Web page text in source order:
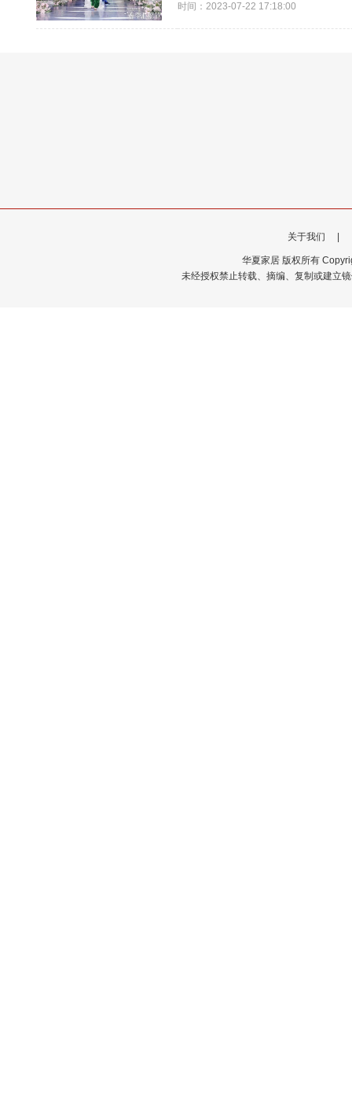
时间：2023-07-22 17:18:00
关于我们
华夏家居 版权所有
未经授权禁止转载、摘编、复制或建立